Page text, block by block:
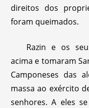
direitos dos
foram queimados.
Razin e os
acima e tomaram
Camponeses das
massa ao exército
senhores. A eles